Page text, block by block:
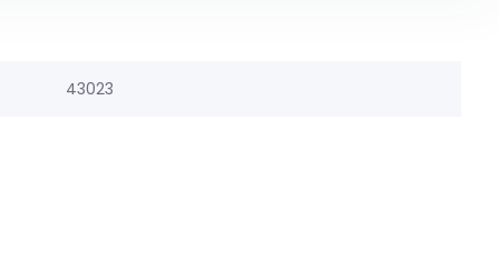
43023